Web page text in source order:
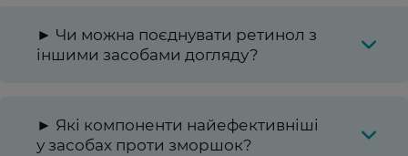
► Чи можна поєднувати ретинол з
іншими засобами догляду?
► Які компоненти найефективніші
у засобах проти зморшок?